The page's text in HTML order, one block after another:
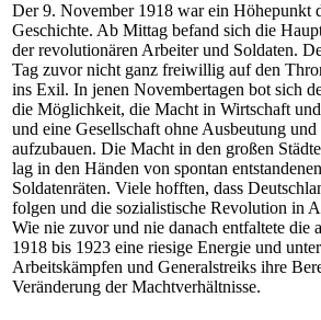
Der 9. November 1918 war ein Höhepunkt
Geschichte. Ab Mittag befand sich die
der revolutionären Arbeiter und Soldaten.
Tag zuvor nicht ganz freiwillig auf den
ins Exil. In jenen Novembertagen bot sich
die Möglichkeit, die Macht in Wirtschaft und
und eine Gesellschaft ohne Ausbeutung
aufzubauen. Die Macht in den großen
lag in den Händen von spontan
Soldatenräten. Viele hofften, dass
folgen und die sozialistische Revolution in
Wie nie zuvor und nie danach entfaltete die
1918 bis 1923 eine riesige Energie und
Arbeitskämpfen und Generalstreiks ihre
Veränderung der Machtverhältnisse.